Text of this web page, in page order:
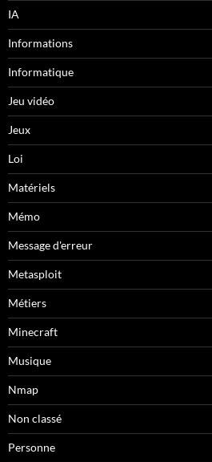
IA
Informations
Informatique
Jeu vidéo
Jeux
Loi
Matériels
Mémo
Message d'erreur
Metasploit
Métiers
Minecraft
Musique
Nmap
Non classé
Personne